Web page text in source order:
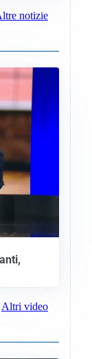
notizie
Altri video